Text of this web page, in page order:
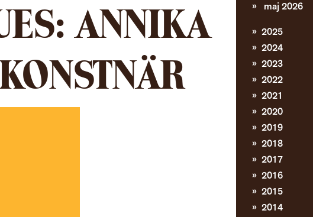
ANNIKA
maj 2026
2025
2024
2023
2022
2021
2020
2019
2018
2017
2016
2015
2014